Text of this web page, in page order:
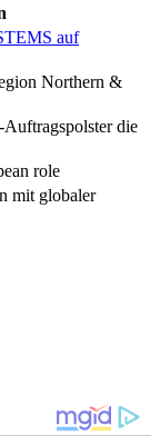
auf
Northern &
die
role
mit globaler